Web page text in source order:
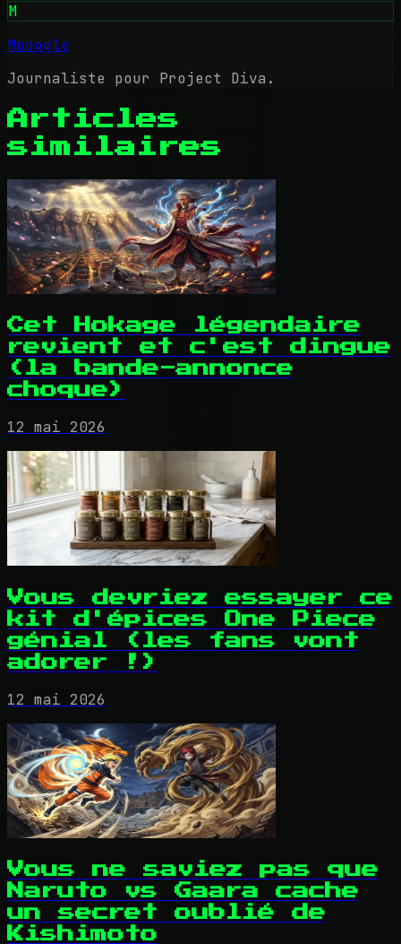
M
Mooogle
Journaliste pour Project Diva.
Articles
similaires
Cet Hokage légendaire
revient et c'est dingue
(la bande-annonce
choque)
12 mai 2026
Vous devriez essayer ce
kit d'épices One Piece
génial (les fans vont
adorer !)
12 mai 2026
Vous ne saviez pas que
Naruto vs Gaara cache
un secret oublié de
Kishimoto